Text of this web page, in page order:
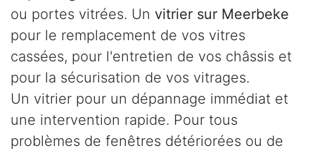
ou portes vitrées. Un vitrier sur Meerbeke
pour le remplacement de vos vitres
cassées, pour l'entretien de vos châssis et
pour la sécurisation de vos vitrages.
Un vitrier pour un dépannage immédiat et
une intervention rapide. Pour tous
problèmes de fenêtres détériorées ou de